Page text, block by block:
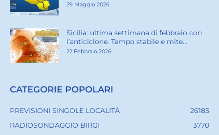
29 Maggio 2026
Sicilia: ultima settimana di febbraio con
l’anticiclone. Tempo stabile e mite...
22 Febbraio 2026
CATEGORIE POPOLARI
PREVISIONI SINGOLE LOCALITÀ
26185
RADIOSONDAGGIO BIRGI
3770